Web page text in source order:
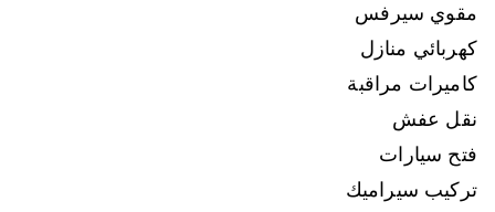
مقوي سيرفس
كهربائي منازل
كاميرات مراقبة
نقل عفش
فتح سيارات
تركيب سيراميك